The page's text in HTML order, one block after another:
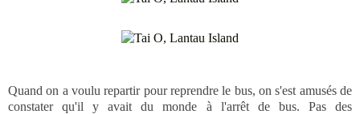
Quand on a voulu repartir pour reprendre le bus, on s'est amusés de
constater qu'il y avait du monde à l'arrêt de bus. Pas des